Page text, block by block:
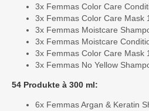
3x Femmas Color Care
3x Femmas Color Care Mask
3x Femmas Moistcare
3x Femmas Moistcare
3x Femmas Color Care Mask
3x Femmas No Yellow
54 Produkte à 300 ml:
6x Femmas Argan & Keratin